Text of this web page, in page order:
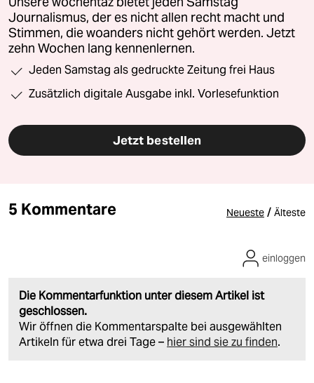
Journalismus, der es nicht allen recht macht und
Stimmen, die woanders nicht gehört werden. Jetzt
zehn Wochen lang kennenlernen.
Jeden Samstag als gedruckte Zeitung frei Haus
Zusätzlich digitale Ausgabe inkl. Vorlesefunktion
Jetzt bestellen
5 Kommentare Neueste / Älteste
Die Kommentarfunktion unter diesem Artikel ist
geschlossen.
Wir öffnen die Kommentarspalte bei ausgewählten
Artikeln für etwa drei Tage – hier sind sie zu finden.
einloggen